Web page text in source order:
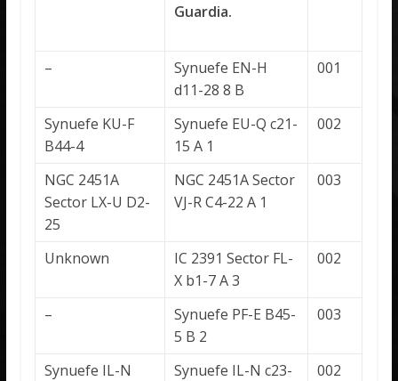
Guardia.
–
Synuefe EN-H
d11-28 8 B
001
Synuefe KU-F
B44-4
Synuefe EU-Q c21-
15 A 1
002
NGC 2451A
Sector LX-U D2-
25
NGC 2451A Sector
VJ-R C4-22 A 1
003
Unknown
IC 2391 Sector FL-
X b1-7 A 3
002
–
Synuefe PF-E B45-
5 B 2
003
Synuefe IL-N
Synuefe IL-N c23-
002